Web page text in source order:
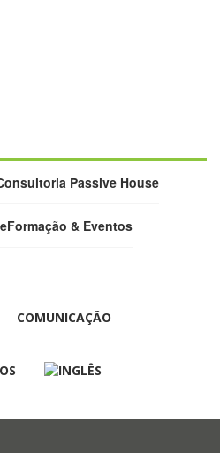
Passive House
Formação & Eventos
COMUNICAÇÃO